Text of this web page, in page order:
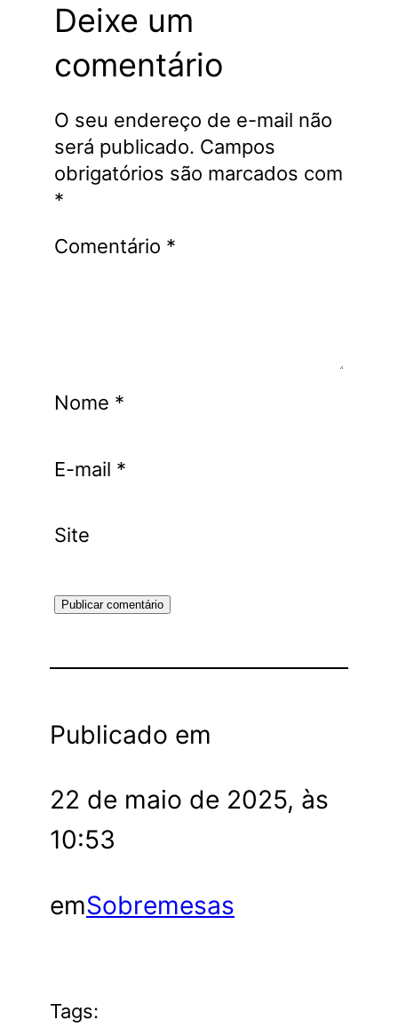
Deixe um
comentário
O seu endereço de e-mail não
será publicado. Campos
obrigatórios são marcados com
*
Comentário *
Nome *
E-mail *
Site
Publicado em
22 de maio de 2025, às
10:53
emSobremesas
Tags: